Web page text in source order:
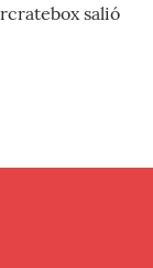
salió